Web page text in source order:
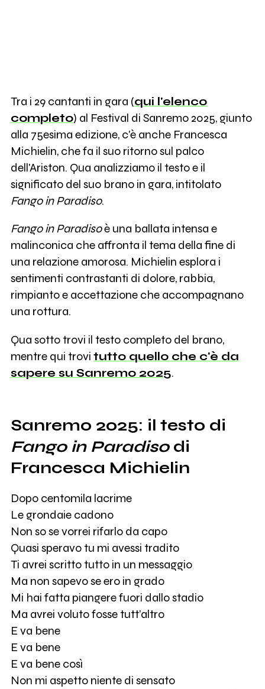
Tra i 29 cantanti in gara (qui l'elenco
completo) al Festival di Sanremo 2025, giunto
alla 75esima edizione, c'è anche Francesca
Michielin, che fa il suo ritorno sul palco
dell'Ariston. Qua analizziamo il testo e il
significato del suo brano in gara, intitolato
Fango in Paradiso.
Fango in Paradisoè una ballata intensa e
malinconica che affronta il tema della fine di
una relazione amorosa. Michielin esplora i
sentimenti contrastanti di dolore, rabbia,
rimpianto e accettazione che accompagnano
una rottura.
Qua sotto trovi il testo completo del brano,
mentre qui trovi tutto quello che c'è da
sapere su Sanremo 2025.
Sanremo 2025: il testo di
Fango in Paradiso di
Francesca Michielin
Dopo centomila lacrime
Le grondaie cadono
Non so se vorrei rifarlo da capo
Quasi speravo tu mi avessi tradito
Ti avrei scritto tutto in un messaggio
Ma non sapevo se ero in grado
Mi hai fatta piangere fuori dallo stadio
Ma avrei voluto fosse tutt’altro
E va bene
E va bene
E va bene così
Non mi aspetto niente di sensato